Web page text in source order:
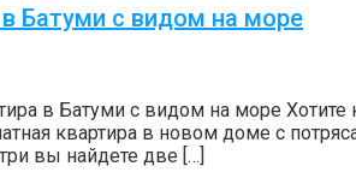
Батуми с видом на море
в Батуми с видом на море
квартира в новом доме с
вы найдете две […]